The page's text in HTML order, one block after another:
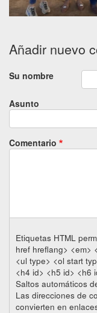
Añadir nuevo
Su nombre
Asunto
Comentario
Etiquetas HTML
href hreflang> <em>
<ul type> <ol start
<h4 id> <h5 id> <h6
Saltos automáticos
Las direcciones de
convierten en